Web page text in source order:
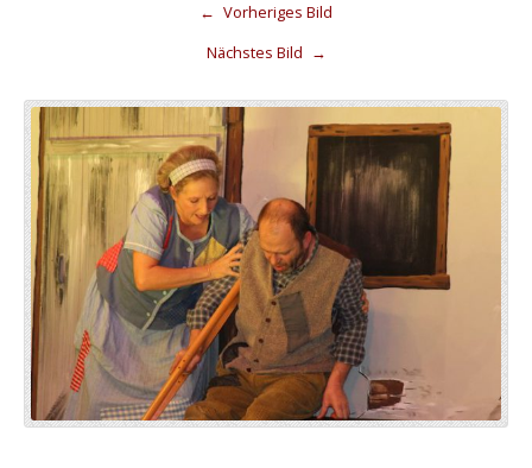
← Vorheriges Bild
Nächstes Bild →